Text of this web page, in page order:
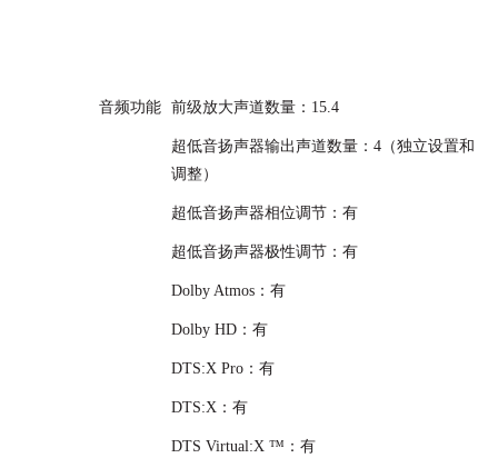
音频功能 前级放大声道数量：15.4
超低音扬声器输出声道数量：4（独立设置和
调整）
超低音扬声器相位调节：有
超低音扬声器极性调节：有
Dolby Atmos：有
Dolby HD：有
DTS:X Pro：有
DTS:X：有
DTS Virtual:X ™：有